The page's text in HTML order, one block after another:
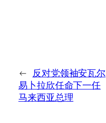
← 反对党领袖安瓦尔
易卜拉欣任命下一任
马来西亚总理